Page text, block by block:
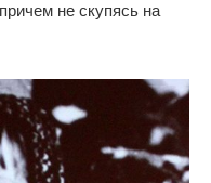
не скупясь на